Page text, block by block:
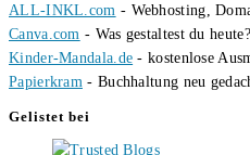
ALL-INKL.com - Webhosting,
Canva.com - Was gestaltest du heute?
Kinder-Mandala.de - kostenlose
Papierkram - Buchhaltung neu
Gelistet bei